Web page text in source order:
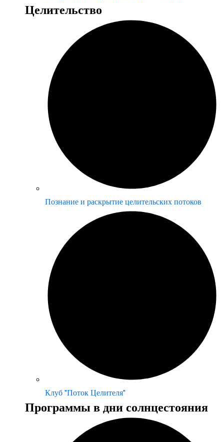
Целительство
Познание и раскрытие целительских потоков
Клуб "Поток Целителя"
Программы в дни солнцестояния